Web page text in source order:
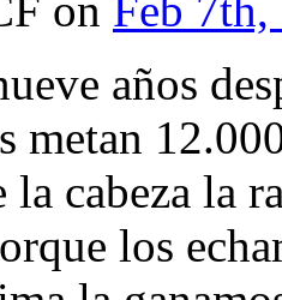
años
metan
la cabeza la
los